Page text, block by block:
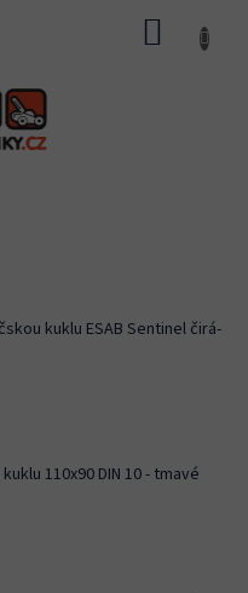
kuklu ESAB Sentinel čirá-
110x90 DIN 10 - tmavé